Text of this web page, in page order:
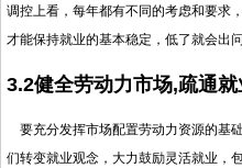
调控上看，每年都有不同的考虑和要求
才能保持就业的基本稳定，低了就会出
3.2健全劳动力市场,疏通
要充分发挥市场配置劳动力资源的基
们转变就业观念，大力鼓励灵活就业，